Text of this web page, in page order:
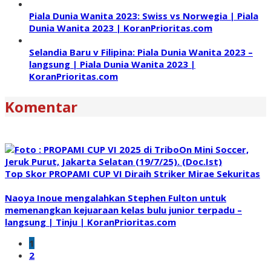
Piala Dunia Wanita 2023: Swiss vs Norwegia | Piala
Dunia Wanita 2023 | KoranPrioritas.com
Selandia Baru v Filipina: Piala Dunia Wanita 2023 –
langsung | Piala Dunia Wanita 2023 |
KoranPrioritas.com
Komentar
Top Skor PROPAMI CUP VI Diraih Striker Mirae Sekuritas
Naoya Inoue mengalahkan Stephen Fulton untuk
memenangkan kejuaraan kelas bulu junior terpadu –
langsung | Tinju | KoranPrioritas.com
1
2